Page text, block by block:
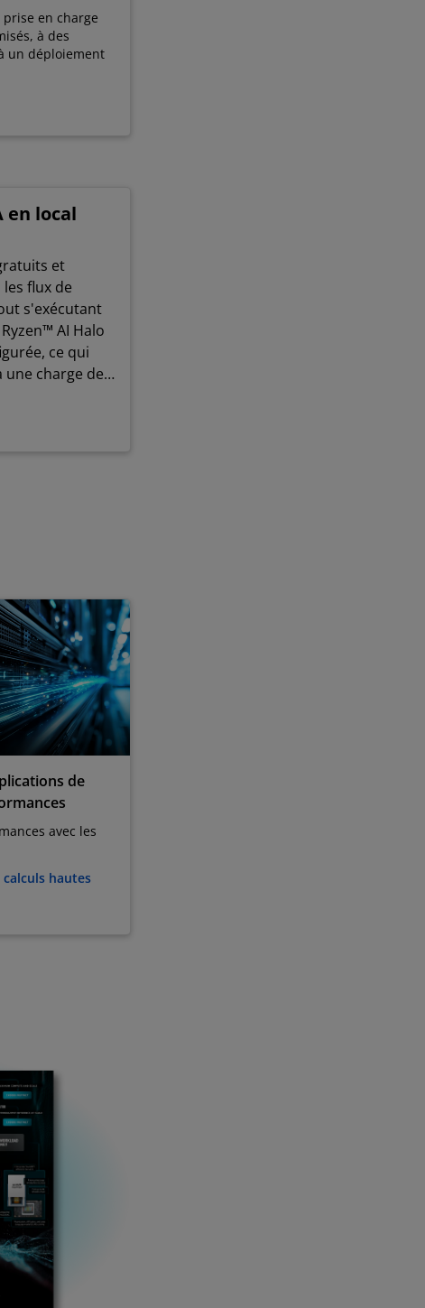
en charge
à des
un déploiement
en local
et
flux de
s'exécutant
AI Halo
ce qui
charge de
de
avec les
calculs hautes